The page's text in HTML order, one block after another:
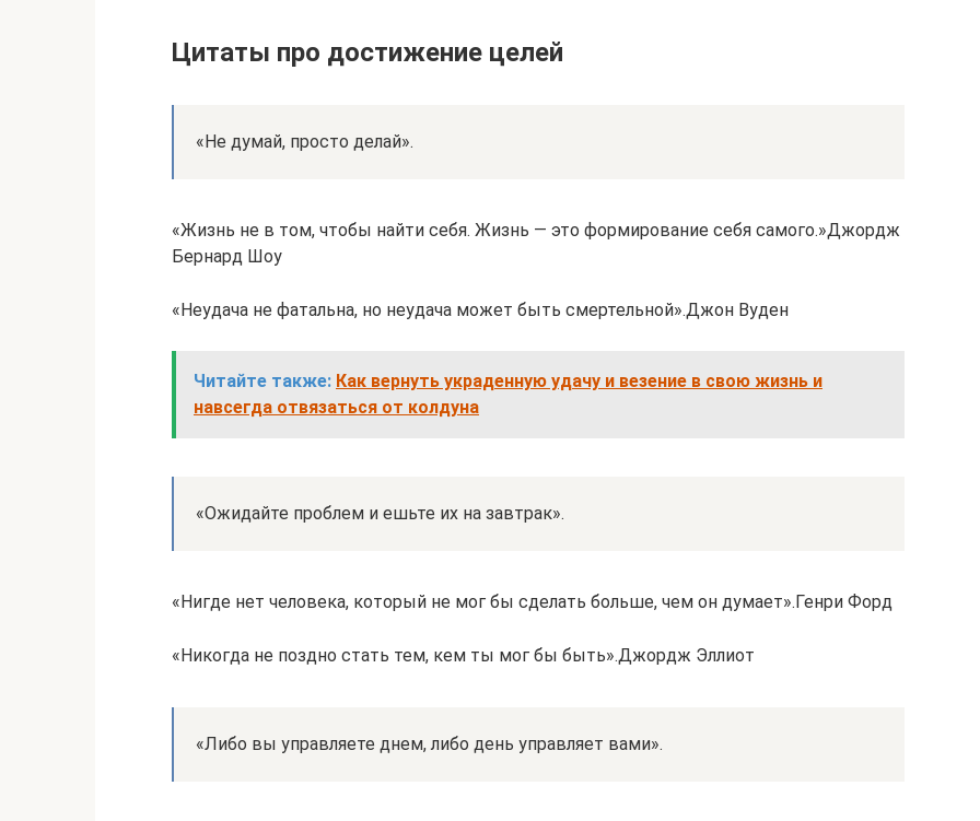
Цитаты про достижение целей
«Не думай, просто делай».
«Жизнь не в том, чтобы найти себя. Жизнь — это формирование себя самого.»Джордж
Бернард Шоу
«Неудача не фатальна, но неудача может быть смертельной».Джон Вуден
Читайте также: Как вернуть украденную удачу и везение в свою жизнь и
навсегда отвязаться от колдуна
«Ожидайте проблем и ешьте их на завтрак».
«Нигде нет человека, который не мог бы сделать больше, чем он думает».Генри Форд
«Никогда не поздно стать тем, кем ты мог бы быть».Джордж Эллиот
«Либо вы управляете днем, либо день управляет вами».